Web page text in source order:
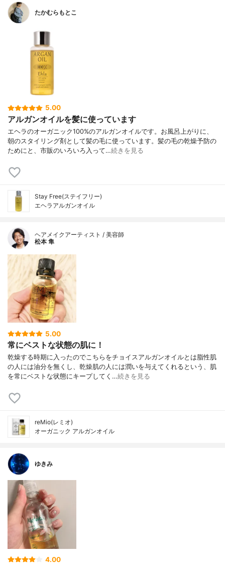
たかむらもとこ
5.00
アルガンオイルを髪に使っています
エヘラのオーガニック100%のアルガンオイルです。お風呂上がりに、
朝のスタイリング剤として髪の毛に使っています。髪の毛の乾燥予防の
ためにと、市販のいろいろ入って…続きを見る
Stay Free(ステイフリー)
エヘラアルガンオイル
ヘアメイクアーティスト / 美容師
松本 隼
5.00
常にベストな状態の肌に！
乾燥する時期に入ったのでこちらをチョイスアルガンオイルとは脂性肌
の人には油分を無くし、乾燥肌の人には潤いを与えてくれるという、肌
を常にベストな状態にキープしてく…続きを見る
reMio(レミオ)
オーガニック アルガンオイル
ゆきみ
4.00